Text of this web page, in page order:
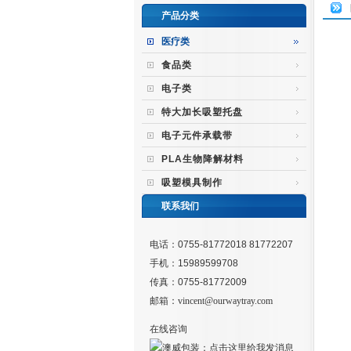
产品分类
医疗类
食品类
电子类
特大加长吸塑托盘
电子元件承载带
PLA生物降解材料
吸塑模具制作
联系我们
电话：0755-81772018 81772207
手机：15989599708
传真：0755-81772009
邮箱： vincent@ourwaytray.com
在线咨询